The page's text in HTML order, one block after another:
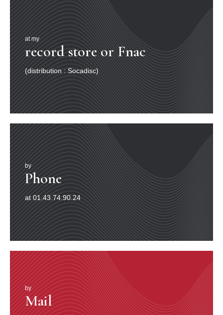
by
Phone
at 01.43.74.90.24
by
Mail
at my
record store or Fnac
(distribution : Socadisc)